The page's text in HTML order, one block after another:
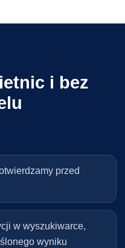
i bez
przed
w wyszukiwarce,
wyniku